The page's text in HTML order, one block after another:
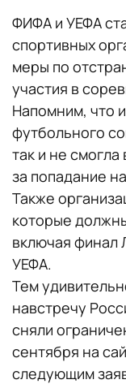
ФИФА и УЕФА
спортивных
меры по
участия в
Напомним, что
футбольного
так и не смогла
за попадание
Также
которые
включая финал
УЕФА.
Тем
навстречу
сняли
сентября на
следующим